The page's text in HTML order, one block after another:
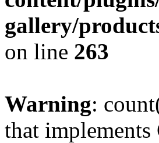
gallery/
on line 263
Warning:
that